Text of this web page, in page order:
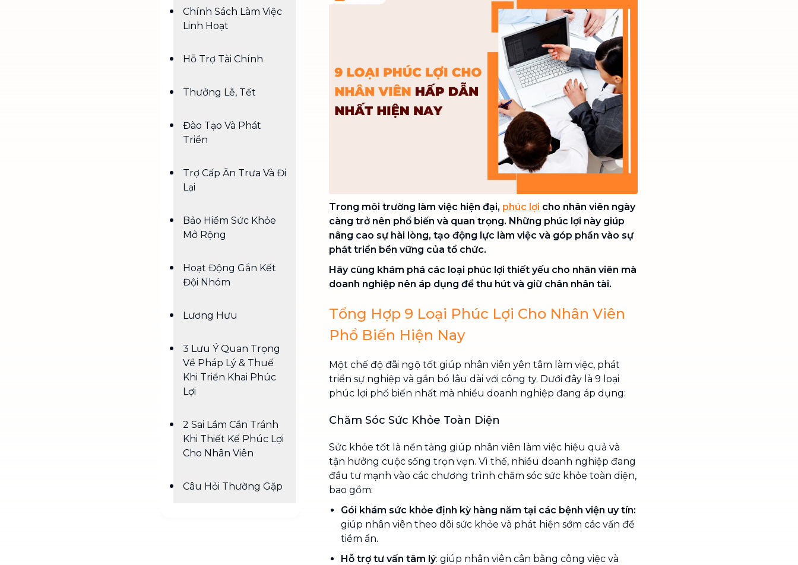
Chuyển nhà trọn gói, không lo dọn
phòng, nhà xưởng, công trình lớn
Chính Sách Làm Việc
Linh Hoạt
Hỗ Trợ Tài Chính
Thưởng Lễ, Tết
Đào Tạo Và Phát
Triển
Trợ Cấp Ăn Trưa Và Đi
Lại
Bảo Hiểm Sức Khỏe
Mở Rộng
Hoạt Động Gắn Kết
Đội Nhóm
Lương Hưu
3 Lưu Ý Quan Trọng
Về Pháp Lý & Thuế
Khi Triển Khai Phúc
Lợi
2 Sai Lầm Cần Tránh
Khi Thiết Kế Phúc Lợi
Cho Nhân Viên
Câu Hỏi Thường Gặp
Trong môi trường làm việc hiện đại, phúc lợi cho nhân viên ngày
càng trở nên phổ biến và quan trọng. Những phúc lợi này giúp
nâng cao sự hài lòng, tạo động lực làm việc và góp phần vào sự
phát triển bền vững của tổ chức.
Hãy cùng khám phá các loại phúc lợi thiết yếu cho nhân viên mà
doanh nghiệp nên áp dụng để thu hút và giữ chân nhân tài.
Tổng Hợp 9 Loại Phúc Lợi Cho Nhân Viên
Phổ Biến Hiện Nay
Một chế độ đãi ngộ tốt giúp nhân viên yên tâm làm việc, phát
triển sự nghiệp và gắn bó lâu dài với công ty. Dưới đây là 9 loại
phúc lợi phổ biến nhất mà nhiều doanh nghiệp đang áp dụng:
Chăm Sóc Sức Khỏe Toàn Diện
Sức khỏe tốt là nền tảng giúp nhân viên làm việc hiệu quả và
tận hưởng cuộc sống trọn vẹn. Vì thế, nhiều doanh nghiệp đang
đầu tư mạnh vào các chương trình chăm sóc sức khỏe toàn diện,
bao gồm:
Gói khám sức khỏe định kỳ hàng năm tại các bệnh viện uy tín:
giúp nhân viên theo dõi sức khỏe và phát hiện sớm các vấn đề
tiềm ẩn.
Hỗ trợ tư vấn tâm lý: giúp nhân viên cân bằng công việc và